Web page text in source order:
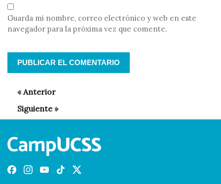
Guarda mi nombre, correo electrónico y web en este
navegador para la próxima vez que comente.